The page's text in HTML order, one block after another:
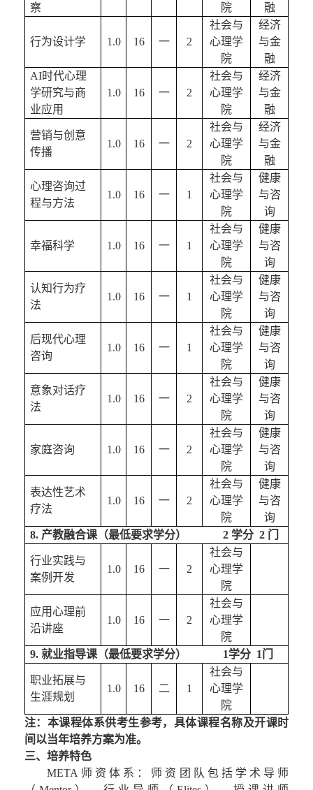
察
院
融
行为设计学 1.0 16 一 2
社会与
心理学
院
经济
与金
融
AI时代心理
学研究与商
业应用
1.0 16 一 2
社会与
心理学
院
经济
与金
融
营销与创意
传播
1.0 16 一 2
社会与
心理学
院
经济
与金
融
心理咨询过
程与方法
1.0 16 一 1
社会与
心理学
院
健康
与咨
询
幸福科学 1.0 16 一 1
社会与
心理学
院
健康
与咨
询
认知行为疗
法
1.0 16 一 1
社会与
心理学
院
健康
与咨
询
后现代心理
咨询
1.0 16 一 1
社会与
心理学
院
健康
与咨
询
意象对话疗
法
1.0 16 一 2
社会与
心理学
院
健康
与咨
询
家庭咨询 1.0 16 一 2
社会与
心理学
院
健康
与咨
询
表达性艺术
疗法
1.0 16 一 2
社会与
心理学
院
健康
与咨
询
8. 产教融合课（最低要求学分） 2 学分  2 门
行业实践与
案例开发
1.0 16 一 2
社会与
心理学
院
应用心理前
沿讲座
1.0 16 一 2
社会与
心理学
院
9. 就业指导课（最低要求学分） 1学分  1门
职业拓展与
生涯规划
1.0 16 二 1
社会与
心理学
院
注：本课程体系供考生参考，具体课程名称及开课时
间以当年培养方案为准。
三、培养特色
META师资体系：师资团队包括学术导师